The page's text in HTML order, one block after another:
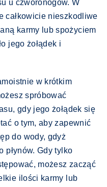
u czworonogów. W
całkowicie nieszkodliwe
karmy lub spożyciem
jego żołądek i
w krótkim
spróbować
gdy jego żołądek się
o tym, aby zapewnić
do wody, gdyż
płynów. Gdy tylko
możesz zacząć
ilości karmy lub